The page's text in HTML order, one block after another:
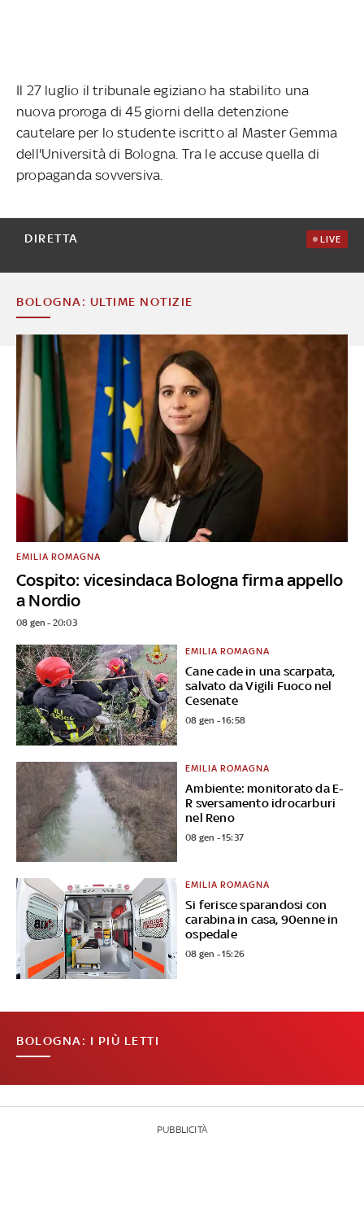
Il 27 luglio il tribunale egiziano ha stabilito una
nuova proroga di 45 giorni della detenzione
cautelare per lo studente iscritto al Master Gemma
dell'Università di Bologna. Tra le accuse quella di
propaganda sovversiva.
DIRETTA LIVE
BOLOGNA: ULTIME NOTIZIE
Cospito: vicesindaca Bologna firma appello
a Nordio
EMILIA ROMAGNA
08 gen - 20:03
Cane cade in una scarpata,
salvato da Vigili Fuoco nel
Cesenate
EMILIA ROMAGNA
08 gen - 16:58
Ambiente: monitorato da E-
R sversamento idrocarburi
nel Reno
EMILIA ROMAGNA
08 gen - 15:37
Si ferisce sparandosi con
carabina in casa, 90enne in
ospedale
EMILIA ROMAGNA
08 gen - 15:26
BOLOGNA: I PIÙ LETTI
PUBBLICITÀ